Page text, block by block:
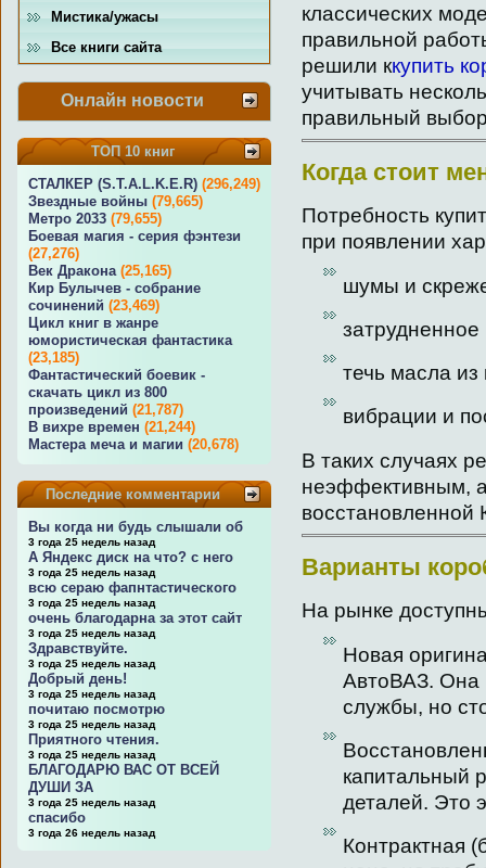
Мистика/ужасы
Все книги сайта
Онлайн новости
ТОП 10 книг
СТАЛКЕР (S.T.A.L.K.E.R) (296,249)
Звездные войны (79,665)
Метро 2033 (79,655)
Боевая магия - серия фэнтези
(27,276)
Век Дракона (25,165)
Кир Булычев - собрание
сочинений (23,469)
Цикл книг в жанре
юмористическая фантастика
(23,185)
Фантастический боевик -
скачать цикл из 800
произведений (21,787)
В вихре времен (21,244)
Мастера меча и магии (20,678)
Последние комментарии
Вы когда ни будь слышали об
3 года 25 недель назад
А Яндекс диск на что? с него
3 года 25 недель назад
всю сераю фапнтастического
3 года 25 недель назад
очень благодарна за этот сайт
3 года 25 недель назад
Здравствуйте.
3 года 25 недель назад
Добрый день!
3 года 25 недель назад
почитаю посмотрю
3 года 25 недель назад
Приятного чтения.
3 года 25 недель назад
БЛАГОДАРЮ ВАС ОТ ВСЕЙ
ДУШИ ЗА
3 года 25 недель назад
спасибо
3 года 26 недель назад
классических
правильной
решили ккупить
учитывать
правильный
Когда стоит
Потребность
при появлении
шумы и
течь масла
вибрации и
В таких случаях
неэффективным,
Варианты
На рынке
Новая
АвтоВАЗ. Она
службы, но
капитальный
деталей. Это
Контрактная